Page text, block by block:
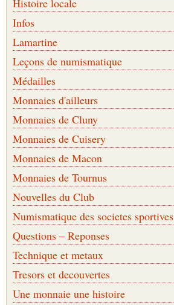
Histoire locale
Infos
Lamartine
Leçons de numismatique
Médailles
Monnaies d'ailleurs
Monnaies de Cluny
Monnaies de Cuisery
Monnaies de Macon
Monnaies de Tournus
Nouvelles du Club
Numismatique des societes sportives
Questions – Reponses
Technique et metaux
Tresors et decouvertes
Une monnaie une histoire